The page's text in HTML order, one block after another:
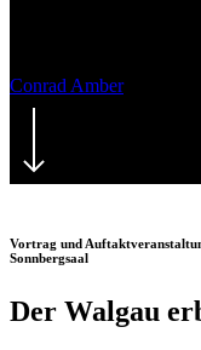
Conrad Amber
Vortrag und
Sonnbergsaal
Der Walgau